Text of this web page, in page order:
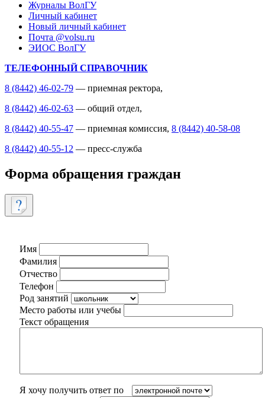
Журналы ВолГУ
Личный кабинет
Новый личный кабинет
Почта @volsu.ru
ЭИОС ВолГУ
ТЕЛЕФОННЫЙ СПРАВОЧНИК
8 (8442) 46-02-79 — приемная ректора,
8 (8442) 46-02-63 — общий отдел,
8 (8442) 40-55-47 — приемная комиссия, 8 (8442) 40-58-08
8 (8442) 40-55-12 — пресс-служба
Форма обращения граждан
Имя
Фамилия
Отчество
Телефон
Род занятий
Место работы или учебы
Текст обращения
Я хочу получить ответ по